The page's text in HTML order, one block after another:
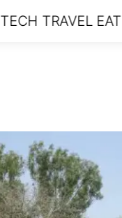
TECH TRAVEL EAT